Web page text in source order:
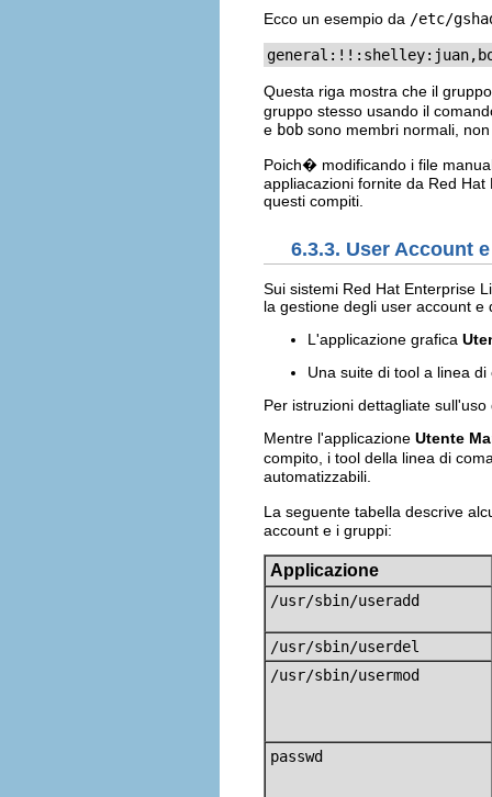
Ecco un esempio da /etc/
Questa riga mostra che il
gruppo stesso usando il
e bob sono membri normali,
Poich� modificando i file
appliacazioni fornite da Red
questi compiti.
6.3.3. User Account
Sui sistemi Red Hat Enterprise
la gestione degli user account e
L'applicazione grafica
Una suite di tool a linea di
Per istruzioni dettagliate
Mentre l'applicazione Utente
compito, i tool della linea di
automatizzabili.
La seguente tabella descrive
account e i gruppi:
Applicazione
/usr/sbin/useradd
/usr/sbin/userdel
/usr/sbin/usermod
passwd